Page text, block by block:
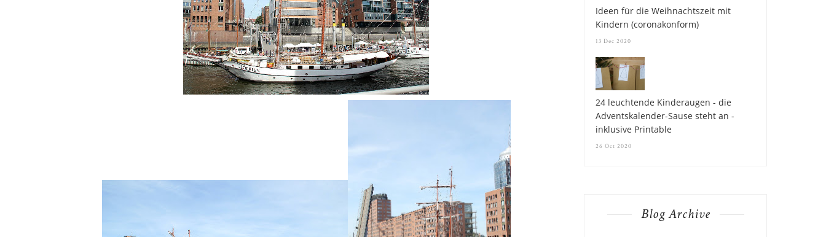
Ideen für die Weihnachtszeit mit
Kindern (coronakonform)
13 Dec 2020
24 leuchtende Kinderaugen - die
Adventskalender-Sause steht an -
inklusive Printable
26 Oct 2020
Blog Archive